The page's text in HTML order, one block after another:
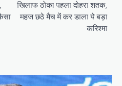
खिलाफ ठोका पहला दोहरा शतक,
महज छठे मैच में कर डाला ये बड़ा
करिश्मा